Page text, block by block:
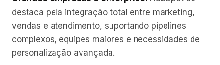
destaca pela integração total entre marketing,
vendas e atendimento, suportando pipelines
complexos, equipes maiores e necessidades de
personalização avançada.